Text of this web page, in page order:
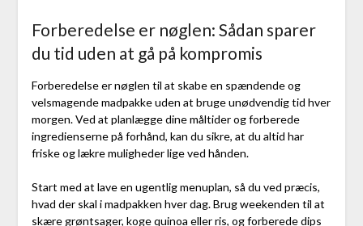
Forberedelse er nøglen: Sådan sparer
du tid uden at gå på kompromis
Forberedelse er nøglen til at skabe en spændende og
velsmagende madpakke uden at bruge unødvendig tid hver
morgen. Ved at planlægge dine måltider og forberede
ingredienserne på forhånd, kan du sikre, at du altid har
friske og lækre muligheder lige ved hånden.
Start med at lave en ugentlig menuplan, så du ved præcis,
hvad der skal i madpakken hver dag. Brug weekenden til at
skære grøntsager, koge quinoa eller ris, og forberede dips